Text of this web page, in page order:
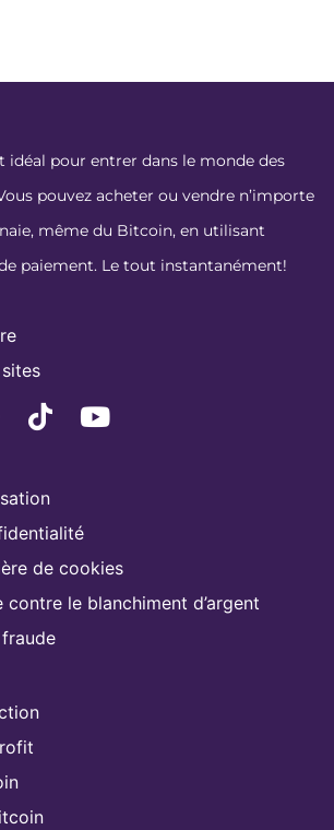
idéal pour entrer dans le monde des
pouvez acheter ou vendre n’importe
même du Bitcoin, en utilisant
paiement. Le tout instantanément!
de cookies
le blanchiment d’argent